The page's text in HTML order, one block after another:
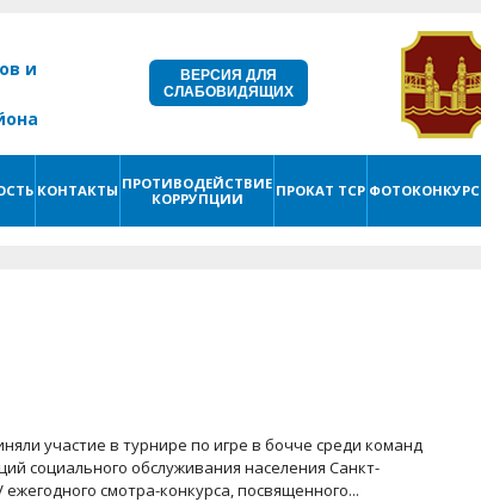
и
ВЕРСИЯ ДЛЯ
СЛАБОВИДЯЩИХ
КОНТАКТЫ ПРОТИВОДЕЙСТВИЕ
КОРРУПЦИИ
ПРОКАТ ТСР ФОТОКОНКУРС
участие в турнире по игре в бочче среди команд
социального обслуживания населения Санкт-
смотра-конкурса, посвященного...